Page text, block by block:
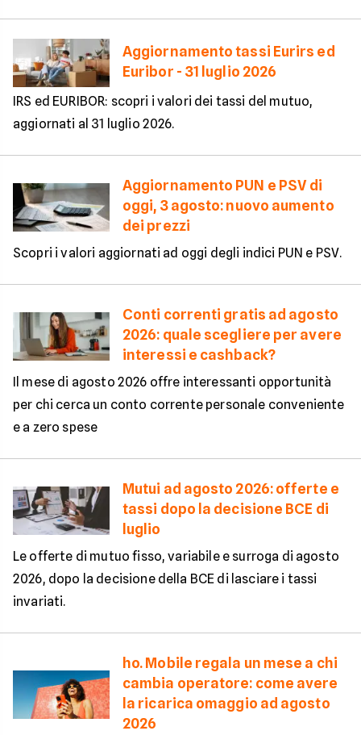
Aggiornamento tassi Eurirs ed
Euribor - 31 luglio 2026
IRS ed EURIBOR: scopri i valori dei tassi del mutuo,
aggiornati al 31 luglio 2026.
Aggiornamento PUN e PSV di
oggi, 3 agosto: nuovo aumento
dei prezzi
Scopri i valori aggiornati ad oggi degli indici PUN e PSV.
Conti correnti gratis ad agosto
2026: quale scegliere per avere
interessi e cashback?
Il mese di agosto 2026 offre interessanti opportunità
per chi cerca un conto corrente personale conveniente
e a zero spese
Mutui ad agosto 2026: offerte e
tassi dopo la decisione BCE di
luglio
Le offerte di mutuo fisso, variabile e surroga di agosto
2026, dopo la decisione della BCE di lasciare i tassi
invariati.
ho. Mobile regala un mese a chi
cambia operatore: come avere
la ricarica omaggio ad agosto
2026